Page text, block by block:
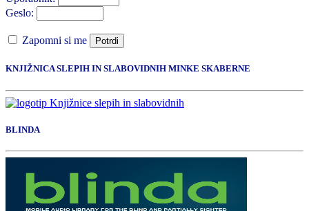
Geslo:
Zapomni si me Potrdi
KNJIŽNICA SLEPIH IN SLABOVIDNIH MINKE SKABERNE
BLINDA